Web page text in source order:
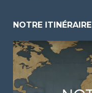
NOTRE ITINÉRAIRE